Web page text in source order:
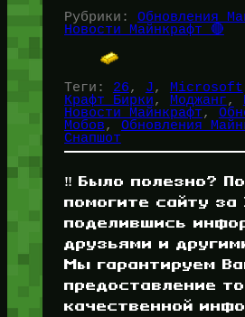
Рубрики: Обновления
Новости Майнкрафт 🔴
Теги: 26, J, Microsoft
Крафт Бирки, Моджанг,
Новости Майнкрафт,
Мобов, Обновления
Снапшот
‼️ Было полезно?
помогите сайту за
поделившись
друзьями и
Мы гарантируем
предоставление
качественной